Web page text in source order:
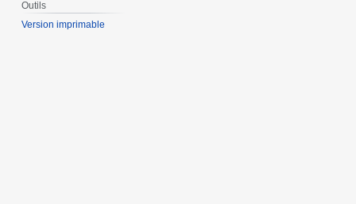
Outils
Version imprimable